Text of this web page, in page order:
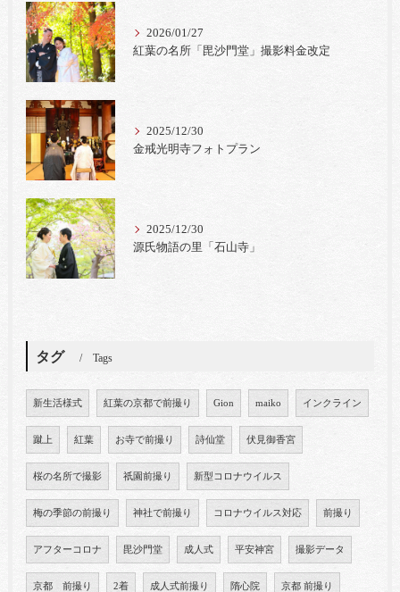
2026/01/27
紅葉の名所「毘沙門堂」撮影料金改定
2025/12/30
金戒光明寺フォトプラン
2025/12/30
源氏物語の里「石山寺」
タグ Tags
新生活様式 紅葉の京都で前撮り Gion maiko インクライン
蹴上 紅葉 お寺で前撮り 詩仙堂 伏見御香宮
桜の名所で撮影 祇園前撮り 新型コロナウイルス
梅の季節の前撮り 神社で前撮り コロナウイルス対応 前撮り
アフターコロナ 毘沙門堂 成人式 平安神宮 撮影データ
京都 前撮り 2着 成人式前撮り 隋心院 京都 前撮り